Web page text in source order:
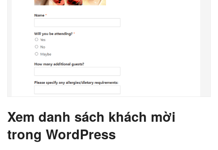
Xem danh sách khách mời
trong WordPress